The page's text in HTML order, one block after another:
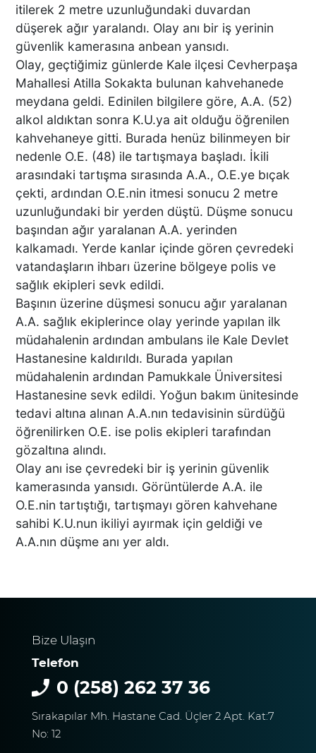
VİCDANSIZLIK
AZRAİL’E “ELDEN SONRA
GEL” DEDİ! OKEYE DEVAM
ETTİ
DENİZLİ’DEN TATİLE GİDEN
GRUBUN GÖZÜ ÖNÜNDE
TEKNE ÇALIŞANLARI
BİRBİRİNE GİRDİ!
ÜNLÜ YÖNETMEN EZEL
AKAY’A ŞOK OPERASYON!
KARDEŞİYLE GÖZALTINA
ALINDI
DENİZLİ’DE ÇARPIŞMANIN
ŞİDDETİYLE SAVRULDU! 5
ARAÇ HASAR GÖRDÜ
BAŞKAN ERDOĞAN, SON
SÜRAT ÜYE VE ESNAF
EDİYOR
Macron’lu Tanıtım Filmi
Sosyal Medyayı Salladı
AVUKATLARIN
itilerek 2 metre uzunluğundaki duvardan
düşerek ağır yaralandı. Olay anı bir iş yerinin
güvenlik kamerasına anbean yansıdı.
Olay, geçtiğimiz günlerde Kale ilçesi Cevherpaşa
Mahallesi Atilla Sokakta bulunan kahvehanede
meydana geldi. Edinilen bilgilere göre, A.A. (52)
alkol aldıktan sonra K.U.ya ait olduğu öğrenilen
kahvehaneye gitti. Burada henüz bilinmeyen bir
nedenle O.E. (48) ile tartışmaya başladı. İkili
arasındaki tartışma sırasında A.A., O.E.ye bıçak
çekti, ardından O.E.nin itmesi sonucu 2 metre
uzunluğundaki bir yerden düştü. Düşme sonucu
başından ağır yaralanan A.A. yerinden
kalkamadı. Yerde kanlar içinde gören çevredeki
vatandaşların ihbarı üzerine bölgeye polis ve
sağlık ekipleri sevk edildi.
Başının üzerine düşmesi sonucu ağır yaralanan
A.A. sağlık ekiplerince olay yerinde yapılan ilk
müdahalenin ardından ambulans ile Kale Devlet
Hastanesine kaldırıldı. Burada yapılan
müdahalenin ardından Pamukkale Üniversitesi
Hastanesine sevk edildi. Yoğun bakım ünitesinde
tedavi altına alınan A.A.nın tedavisinin sürdüğü
öğrenilirken O.E. ise polis ekipleri tarafından
gözaltına alındı.
Olay anı ise çevredeki bir iş yerinin güvenlik
kamerasında yansıdı. Görüntülerde A.A. ile
O.E.nin tartıştığı, tartışmayı gören kahvehane
sahibi K.U.nun ikiliyi ayırmak için geldiği ve
A.A.nın düşme anı yer aldı.
Bize Ulaşın
Telefon
0 (258) 262 37 36
Sırakapılar Mh. Hastane Cad. Üçler 2 Apt. Kat:7
No: 12